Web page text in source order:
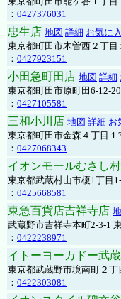
： 0427376031
忠生店 地図 詳細 お気に
東京都町田市木曽西２丁目
： 0427923151
小田急町田店 地図 詳細
東京都町田市原町田6-12-
： 0427105581
三和小川店 地図 詳細 お
東京都町田市金森４丁目１
： 0427068343
イオンモールむさし
東京都武蔵村山市榎1丁目
： 0425668581
東急百貨店吉祥寺店
武蔵野市吉祥寺本町2-3-1
： 0422238971
イトーヨーカドー武
東京都武蔵野市境南町２
： 0422303081